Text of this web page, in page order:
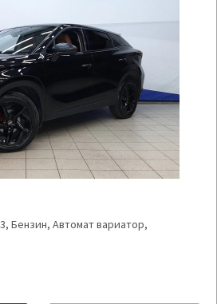
Бензин, Автомат вариатор,